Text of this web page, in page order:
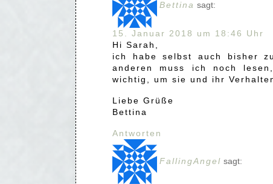
Bettina sagt:
15. Januar 2018 um 18:46 Uhr
Hi Sarah,
ich habe selbst auch bisher
anderen muss ich noch
wichtig, um sie und ihr
Liebe Grüße
Bettina
Antworten
FallingAngel sagt: